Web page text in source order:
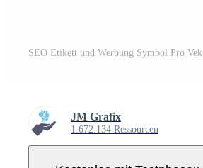
SEO Etikett und Werbung Symbol Pro
JM Grafix
1.672.134 Ressourcen